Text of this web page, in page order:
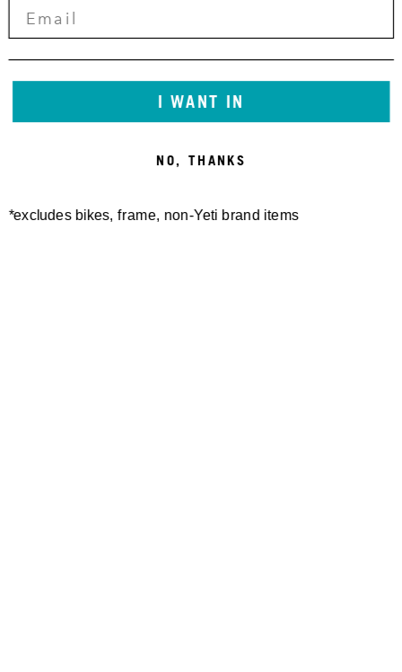
I WANT IN
NO, THANKS
*excludes bikes, frame, non-Yeti brand items